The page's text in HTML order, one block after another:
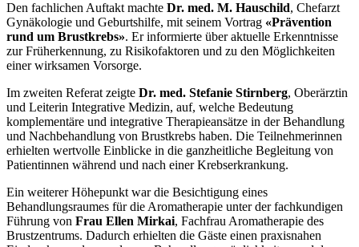
Den fachlichen Auftakt machte Dr. med. M. Hauschild, Chefarzt
Gynäkologie und Geburtshilfe, mit seinem Vortrag «Prävention
rund um Brustkrebs». Er informierte über aktuelle Erkenntnisse
zur Früherkennung, zu Risikofaktoren und zu den Möglichkeiten
einer wirksamen Vorsorge.
Im zweiten Referat zeigte Dr. med. Stefanie Stirnberg, Oberärztin
und Leiterin Integrative Medizin, auf, welche Bedeutung
komplementäre und integrative Therapieansätze in der Behandlung
und Nachbehandlung von Brustkrebs haben. Die Teilnehmerinnen
erhielten wertvolle Einblicke in die ganzheitliche Begleitung von
Patientinnen während und nach einer Krebserkrankung.
Ein weiterer Höhepunkt war die Besichtigung eines
Behandlungsraumes für die Aromatherapie unter der fachkundigen
Führung von Frau Ellen Mirkai, Fachfrau Aromatherapie des
Brustzentrums. Dadurch erhielten die Gäste einen praxisnahen